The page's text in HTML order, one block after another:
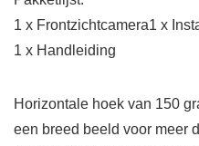
1 x Frontzichtcamera1 x
1 x Handleiding
Horizontale hoek van 150
een breed beeld voor meer